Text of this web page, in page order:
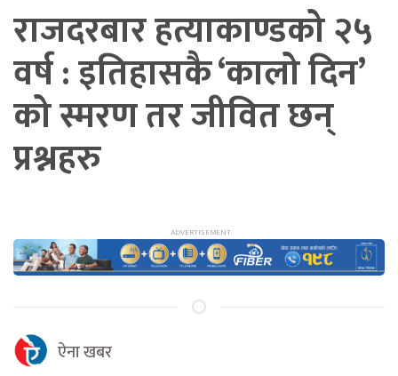
राजदरबार हत्याकाण्डको २५
वर्ष : इतिहासकै ‘कालो दिन’
को स्मरण तर जीवित छन्
प्रश्नहरु
ऐना खबर